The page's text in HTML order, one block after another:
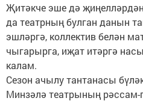
Җитәкче эше дә
да театрның булган данын
эшләргә, коллектив белән
чыгарырга, иҗат итәргә
калам.
Сезон ачылу тантанасы
Минзәлә театрының